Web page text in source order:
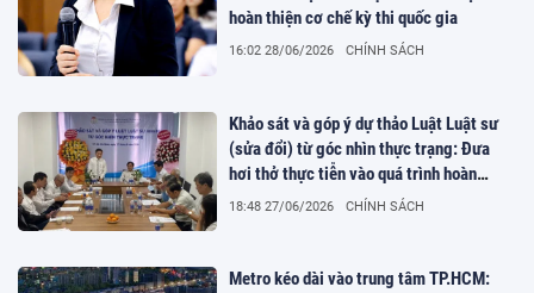
hoàn thiện cơ chế kỳ thi quốc gia
16:02 28/06/2026 CHÍNH SÁCH
Khảo sát và góp ý dự thảo Luật Luật sư
(sửa đổi) từ góc nhìn thực trạng: Đưa
hơi thở thực tiễn vào quá trình hoàn
thiện pháp luật
18:48 27/06/2026 CHÍNH SÁCH
Metro kéo dài vào trung tâm TP.HCM: